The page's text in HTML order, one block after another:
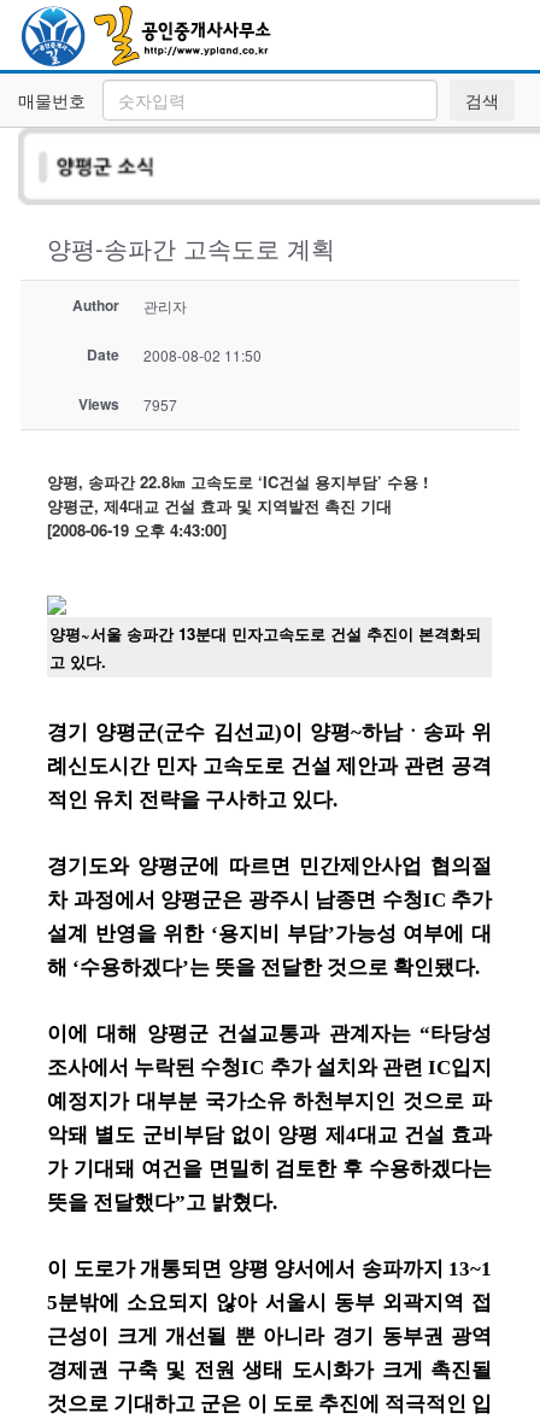
매물번호 검색
양평-송파간 고속도로 계획
Author 관리자
Date 2008-08-02 11:50
Views 7957
양평, 송파간 22.8㎞ 고속도로 ‘IC건설 용지부담’ 수용 !
양평군, 제4대교 건설 효과 및 지역발전 촉진 기대
[2008-06-19 오후 4:43:00]
양평~서울 송파간 13분대 민자고속도로 건설 추진이 본격화되
고 있다.
경기 양평군(군수 김선교)이 양평~하남ㆍ송파 위
례신도시간 민자 고속도로 건설 제안과 관련 공격
적인 유치 전략을 구사하고 있다.
경기도와 양평군에 따르면 민간제안사업 협의절
차 과정에서 양평군은 광주시 남종면 수청IC 추가
설계 반영을 위한 ‘용지비 부담’가능성 여부에 대
해 ‘수용하겠다’는 뜻을 전달한 것으로 확인됐다.
이에 대해 양평군 건설교통과 관계자는 “타당성
조사에서 누락된 수청IC 추가 설치와 관련 IC입지
예정지가 대부분 국가소유 하천부지인 것으로 파
악돼 별도 군비부담 없이 양평 제4대교 건설 효과
가 기대돼 여건을 면밀히 검토한 후 수용하겠다는
뜻을 전달했다”고 밝혔다.
이 도로가 개통되면 양평 양서에서 송파까지 13~1
5분밖에 소요되지 않아 서울시 동부 외곽지역 접
근성이 크게 개선될 뿐 아니라 경기 동부권 광역
경제권 구축 및 전원 생태 도시화가 크게 촉진될
것으로 기대하고 군은 이 도로 추진에 적극적인 입